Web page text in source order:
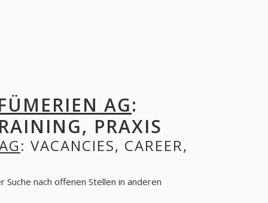
AG:
PRAXIS
: VACANCIES, CAREER,
nach offenen Stellen in anderen